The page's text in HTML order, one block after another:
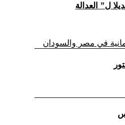
ل” العدالة
في مصر والسودان